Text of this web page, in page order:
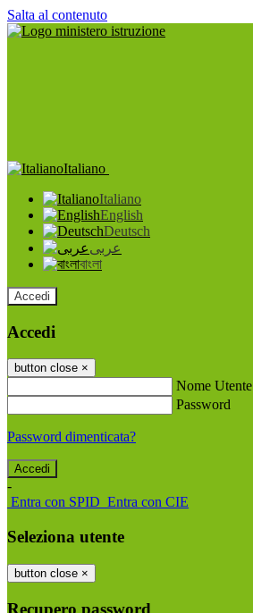
Salta al contenuto
Italiano
Italiano
English
Deutsch
عربى
বাংলা
Accedi
Accedi
button close ×
Nome Utente
Password
Password dimenticata?
-
Entra con SPID Entra con CIE
Seleziona utente
button close ×
Recupero password